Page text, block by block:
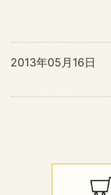
2013年05月16日